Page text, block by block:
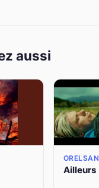
aussi
ORELSAN
Ailleurs